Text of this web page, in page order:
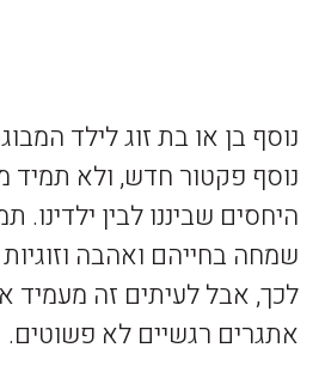
נוסף בן או בת זוג לילד
נוסף פקטור חדש, ולא
היחסים שביננו לבין ילדינו.
שמחה בחייהם ואהבה
לכך, אבל לעיתים זה מעמיד
אתגרים רגשיים לא פשוטים.